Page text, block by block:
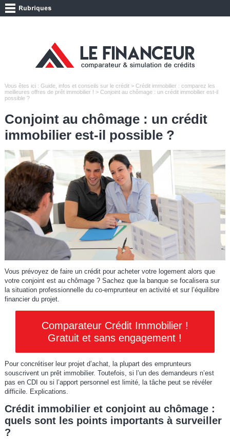
Vous êtes ici : Guide, infos et conseils sur le crédit> Crédit immobilier : comparez les
meilleures offres de prêt immobilier ! > Conjoint au chômage : un crédit immobilier est-il
possible ?
Conjoint au chômage : un crédit
immobilier est-il possible ?
Vous prévoyez de faire un crédit pour acheter votre logement alors que
votre conjoint est au chômage ? Sachez que la banque se focalisera sur
la situation professionnelle du co-emprunteur en activité et sur l’équilibre
financier du projet.
Comparateur Crédit Immobilier !
Gratuit et sans engagement !
Pour concrétiser leur projet d’achat, la plupart des emprunteurs
souscrivent un prêt immobilier. Toutefois, si l’un des demandeurs n’est
pas en CDI ou si l’apport personnel est limité, la tâche peut se révéler
difficile. Explications.
Crédit immobilier et conjoint au chômage :
quels sont les points importants à surveiller
?